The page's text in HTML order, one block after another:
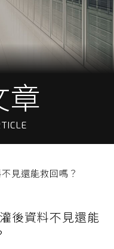
章
見還能救回嗎？
後資料不見還能